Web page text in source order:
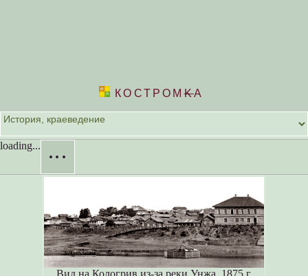
КОСТРОМKА
loading...
···
Вид на Кологрив из-за реки Унжа. 1875 г.